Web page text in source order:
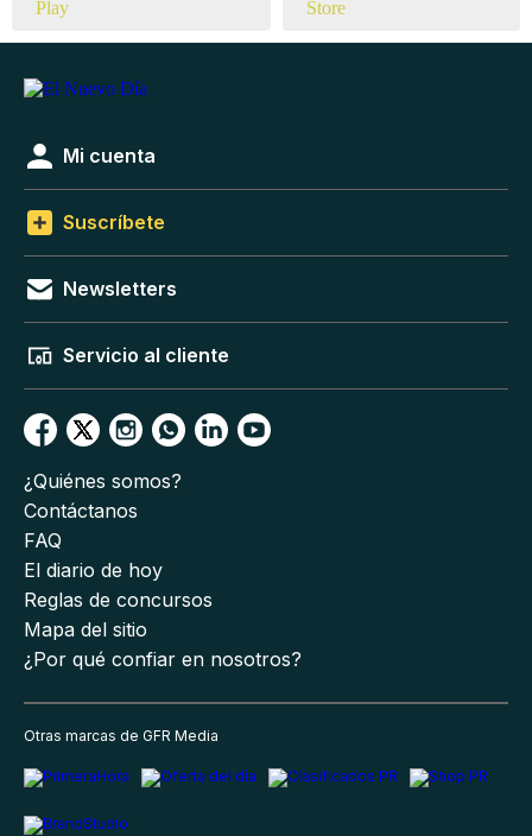
Mi cuenta
Suscríbete
Newsletters
Servicio al cliente
¿Quiénes somos?
Contáctanos
FAQ
El diario de hoy
Reglas de concursos
Mapa del sitio
¿Por qué confiar en nosotros?
Otras marcas de GFR Media